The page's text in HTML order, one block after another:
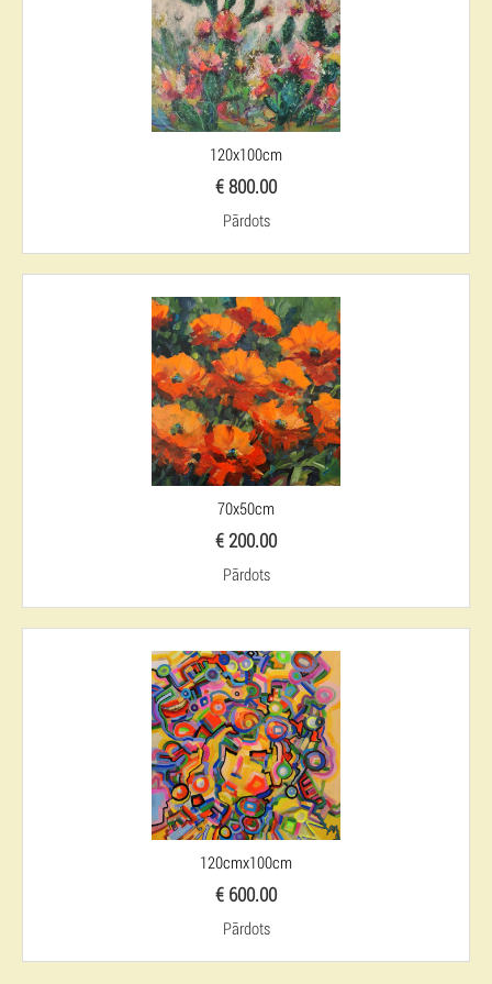
120x100cm
€ 800.00
Pārdots
70x50cm
€ 200.00
Pārdots
120cmx100cm
€ 600.00
Pārdots